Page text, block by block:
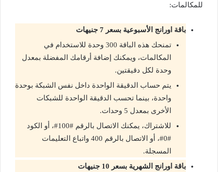
للمكالمات:
باقة اورانج الأسبوعية بسعر 7 جنيهات
تمنحك هذه الباقة 300 وحدة للاستخدام في
المكالمات، ويمكنك إضافة أرقامك المفضلة بمعدل
وحدة لكل دقيقتين.
يتم حساب الدقيقة الواحدة داخل نفس الشبكة بوحدة
واحدة، بينما تحسب الدقيقة الواحدة للشبكات
الأخرى بمعدل 5 وحدات.
للاشتراك، يمكنك الاتصال بالرقم #100#، أو الكود
#0#، أو الاتصال بالرقم 400 واتباع التعليمات
المسجلة.
باقة اورانج الشهرية بسعر 10 جنيهات